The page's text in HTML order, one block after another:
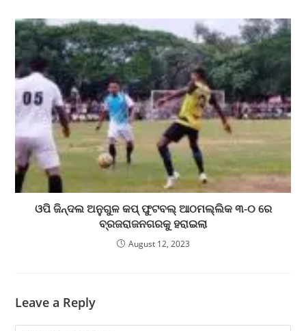
ଓପି ଜିନ୍ଦଲ ଅନୁଗୁଳ କପ୍ ଫୁଟବଲ୍ ଆଠମଲ୍ଲିକ ୩-୦ ରେ
ବ୍ରଜରାଜନଗରକୁ ହରାଇଲା
August 12, 2023
Leave a Reply